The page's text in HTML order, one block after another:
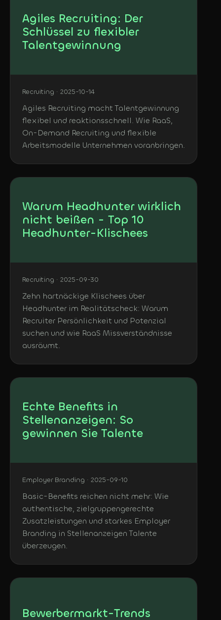
Agiles Recruiting: Der
Schlüssel zu flexibler
Talentgewinnung
Recruiting · 2025-10-14
Agiles Recruiting macht Talentgewinnung
flexibel und reaktionsschnell. Wie RaaS,
On-Demand Recruiting und flexible
Arbeitsmodelle Unternehmen voranbringen.
Warum Headhunter wirklich
nicht beißen - Top 10
Headhunter-Klischees
Recruiting · 2025-09-30
Zehn hartnäckige Klischees über
Headhunter im Realitätscheck: Warum
Recruiter Persönlichkeit und Potenzial
suchen und wie RaaS Missverständnisse
ausräumt.
Echte Benefits in
Stellenanzeigen: So
gewinnen Sie Talente
Employer Branding · 2025-09-10
Basic-Benefits reichen nicht mehr: Wie
authentische, zielgruppengerechte
Zusatzleistungen und starkes Employer
Branding in Stellenanzeigen Talente
überzeugen.
Bewerbermarkt-Trends